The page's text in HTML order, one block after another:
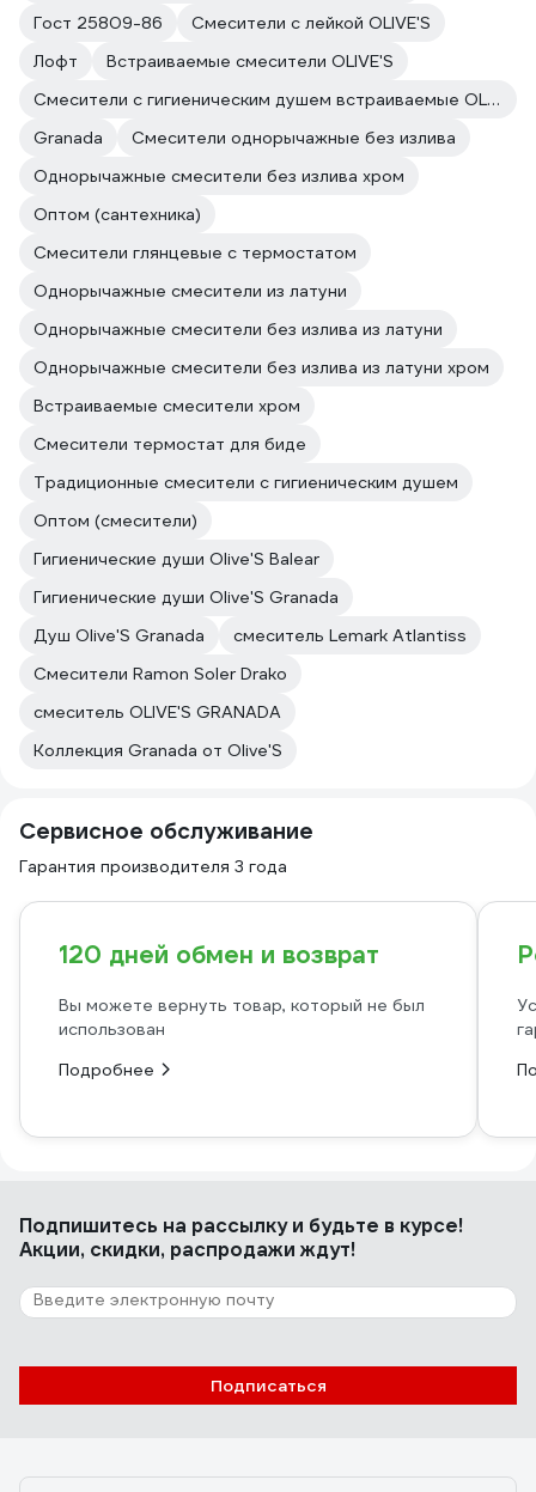
Гост 25809-86
Смесители с лейкой OLIVE'S
Лофт
Встраиваемые смесители OLIVE'S
Смесители с гигиеническим душем встраиваемые OLIVE'S
Granada
Смесители однорычажные без излива
Однорычажные смесители без излива хром
Оптом (сантехника)
Смесители глянцевые с термостатом
Однорычажные смесители из латуни
Однорычажные смесители без излива из латуни
Однорычажные смесители без излива из латуни хром
Встраиваемые смесители хром
Смесители термостат для биде
Традиционные смесители с гигиеническим душем
Оптом (смесители)
Гигиенические души Olive'S Balear
Гигиенические души Olive'S Granada
Душ Olive'S Granada
смеситель Lemark Atlantiss
Смесители Ramon Soler Drako
смеситель OLIVE'S GRANADA
Коллекция Granada от Olive'S
Сервисное обслуживание
Гарантия производителя 3 года
120 дней обмен и возврат
Вы можете вернуть товар, который не был
использован
Подробнее
Подпишитесь на рассылкуи будьте в курсе!
Акции, скидки, распродажи ждут!
Подписаться